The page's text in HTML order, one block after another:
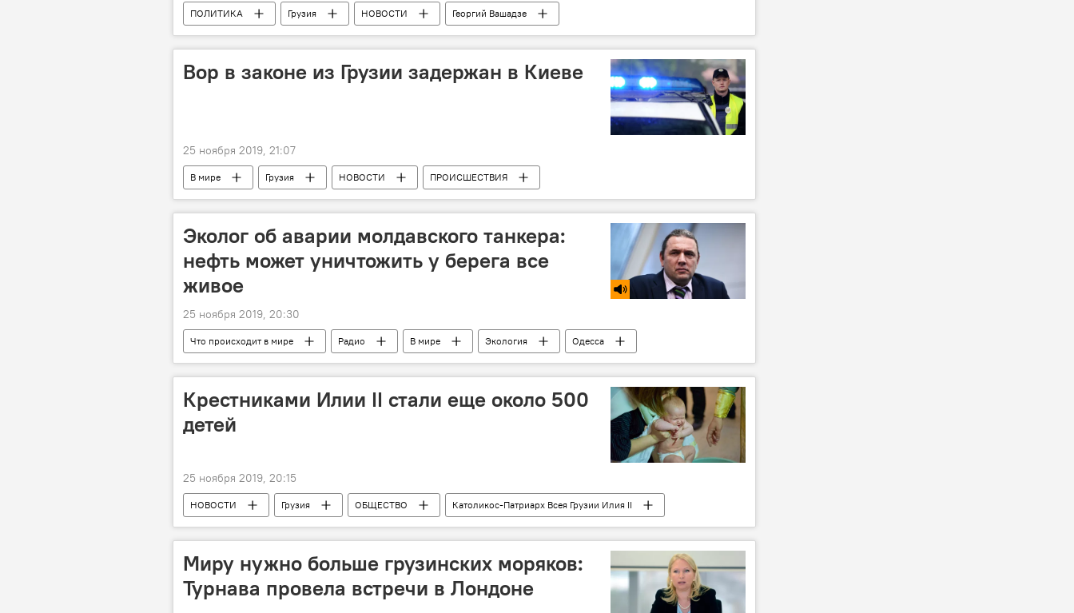
ПОЛИТИКА Грузия НОВОСТИ
Георгий Вашадзе
Грузинская мечта - демократическая Грузия
Парламентские выборы
Вор в законе из Грузии задержан в Киеве
25 ноября 2019, 21:07
В мире Грузия НОВОСТИ ПРОИСШЕСТВИЯ
Эколог об аварии молдавского танкера:
нефть может уничтожить у берега все
живое
25 ноября 2019, 20:30
Что происходит в мире Радио В мире Экология
Одесса
Молдова
ПРОИСШЕСТВИЯ
Крестниками Илии II стали еще около 500
детей
25 ноября 2019, 20:15
НОВОСТИ Грузия ОБЩЕСТВО
Католикос-Патриарх Всея Грузии Илия II
Грузинская православная церковь
Миру нужно больше грузинских моряков:
Турнава провела встречи в Лондоне